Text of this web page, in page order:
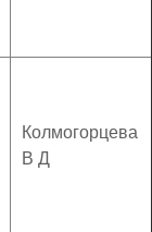
Колмогорцева
В Д